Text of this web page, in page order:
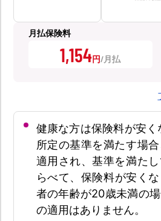
月払保険料
1,154円
健康な方は保険料が安
所定の基準を満たす場
適用され、基準を満た
らべて、保険料が安く
者の年齢が20歳未満の
の適用はありません。